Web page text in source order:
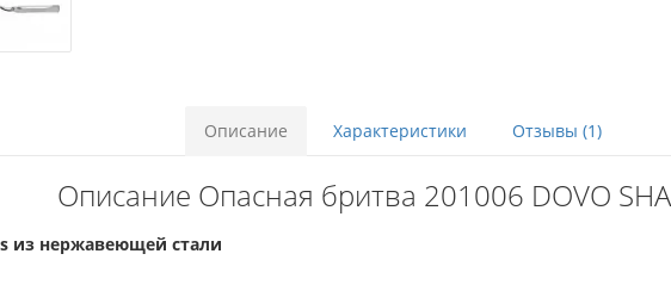
Описание Характеристики Отзывы (1)
Описание Опасная бритва 201006 DOVO
из нержавеющей стали